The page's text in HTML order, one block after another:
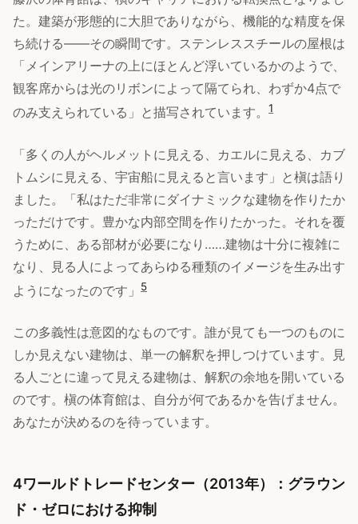
た。建築が形態的に大胆でありながら、機能的な精度を保
ち続ける——その瞬間です。ステンレススチールの屋根は
「メインアリーナの上にほとんど浮いているかのようで、
観客席からは光のリボンによって隔てられ、わずか4点で
のみ支えられている」と描写されています。
1
「多くの人がヘルメットに見える、カエルに見える、カブ
トムシに見える、宇宙船に見えると言います」と槇は語り
ました。「私はただ非常にダイナミックな建物を作りたか
っただけです。豊かな内部空間を作りたかった。それを覆
うために、ある部材が必要になり……建物は十分に複雑に
なり、見る人によってあらゆる種類のイメージを生み出す
ようになったのです」
5
この多義性は意図的なものです。誰が見ても一つのものに
しか見えない建物は、単一の解釈を押しつけています。見
る人ごとに違って見える建物は、解釈の余地を開いている
のです。槇の体育館は、自分が何であるかを告げません。
あなたが決めるのを待っています。
4ワールドトレードセンター（2013年）：グラウン
ド・ゼロにおける抑制